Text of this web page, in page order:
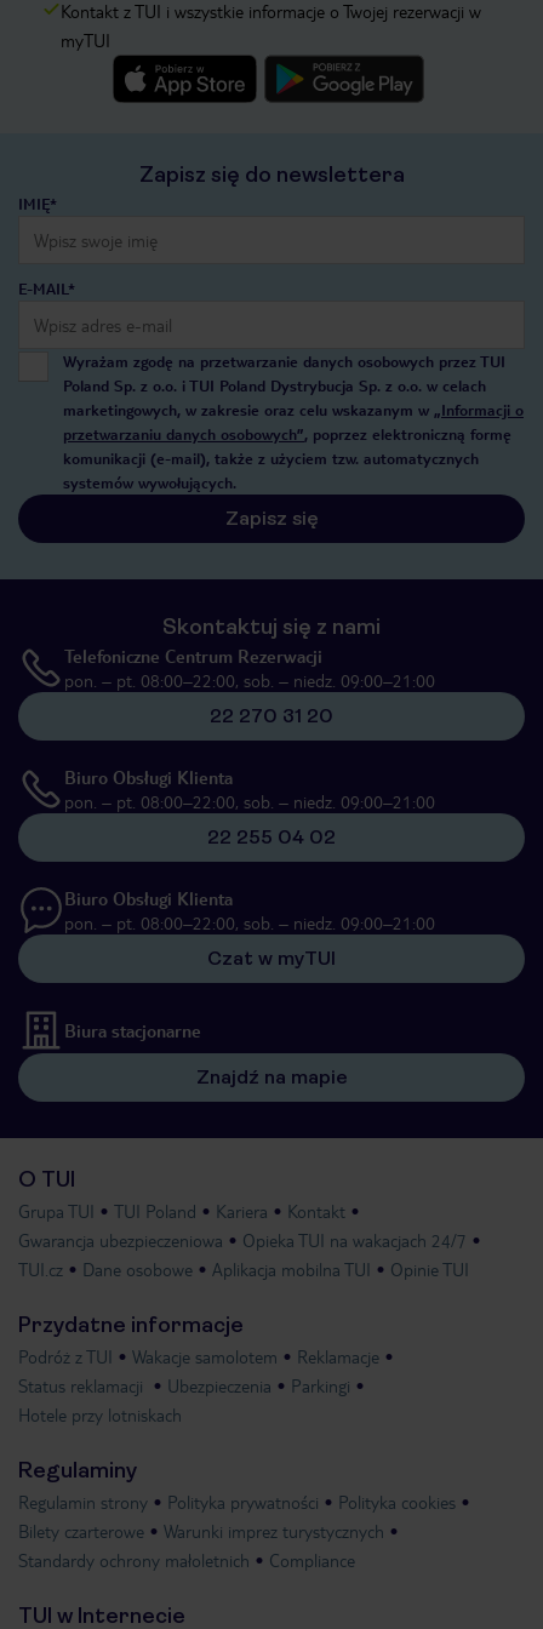
Kontakt z TUI i wszystkie informacje o Twojej rezerwacji w
myTUI
Zapisz się do newslettera
IMIĘ*
E-MAIL*
Wyrażam zgodę na przetwarzanie danych osobowych przez TUI
Poland Sp. z o.o. i TUI Poland Dystrybucja Sp. z o.o. w celach
marketingowych, w zakresie oraz celu wskazanym w „Informacji o
przetwarzaniu danych osobowych”, poprzez elektroniczną formę
komunikacji (e-mail), także z użyciem tzw. automatycznych
systemów wywołujących.
Zapisz się
Skontaktuj się z nami
Telefoniczne Centrum Rezerwacji
pon. – pt. 08:00–22:00, sob. – niedz. 09:00–21:00
22 270 31 20
Biuro Obsługi Klienta
pon. – pt. 08:00–22:00, sob. – niedz. 09:00–21:00
22 255 04 02
Biuro Obsługi Klienta
pon. – pt. 08:00–22:00, sob. – niedz. 09:00–21:00
Czat w myTUI
Biura stacjonarne
Znajdź na mapie
O TUI
Grupa TUI TUI Poland Kariera
Kontakt
Gwarancja ubezpieczeniowa
Opieka TUI na wakacjach 24/7
TUI.cz
Dane osobowe Aplikacja mobilna TUI Opinie TUI
Przydatne informacje
Podróż z TUI Wakacje samolotem
Reklamacje
Status reklamacji
Ubezpieczenia
Parkingi
Hotele przy lotniskach
Regulaminy
Regulamin strony Polityka prywatności
Polityka cookies
Bilety czarterowe
Warunki imprez turystycznych
Standardy ochrony małoletnich
Compliance
TUI w Internecie